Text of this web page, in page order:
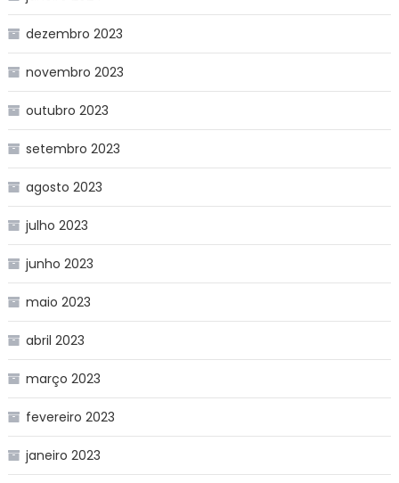
dezembro 2023
novembro 2023
outubro 2023
setembro 2023
agosto 2023
julho 2023
junho 2023
maio 2023
abril 2023
março 2023
fevereiro 2023
janeiro 2023